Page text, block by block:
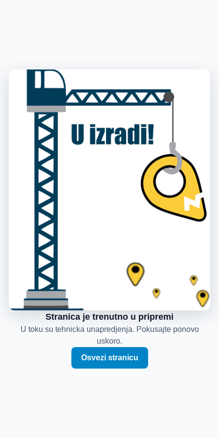
Stranica je trenutno u pripremi
U toku su tehnicka unapredjenja. Pokusajte ponovo
uskoro.
Osvezi stranicu